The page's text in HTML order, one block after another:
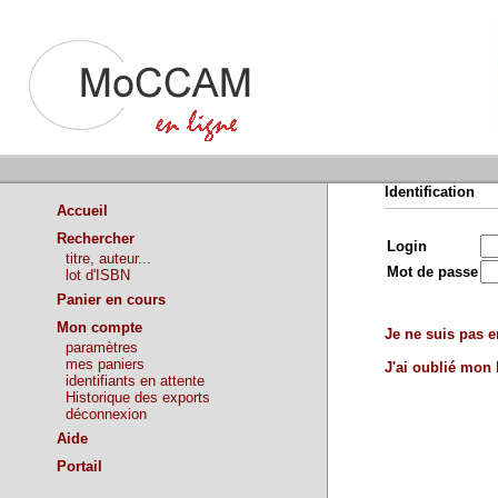
Accueil
Rechercher
titre, auteur...
lot d'ISBN
Panier en cours
Mon compte
paramètres
mes paniers
identifiants en attente
Historique des exports
déconnexion
Aide
Portail
Identification
Login
Mot de passe
Je ne suis pas
J'ai oublié mon